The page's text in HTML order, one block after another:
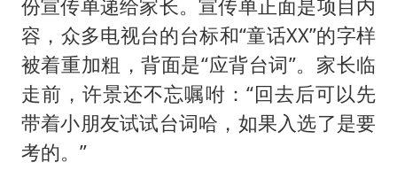
份宣传单递给家长。宣传单正面是项目内
容，众多电视台的台标和“童话XX”的字样
被着重加粗，背面是“应背台词”。家长临
走前，许景还不忘嘱咐：“回去后可以先
带着小朋友试试台词哈，如果入选了是要
考的。”